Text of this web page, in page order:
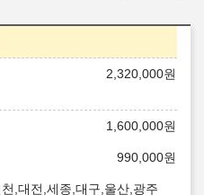
2,320,000원
1,600,000원
990,000원
,대전,세종,대구,울산,광주